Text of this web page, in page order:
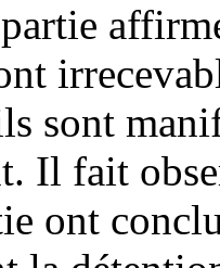
sont
Il fait
ont